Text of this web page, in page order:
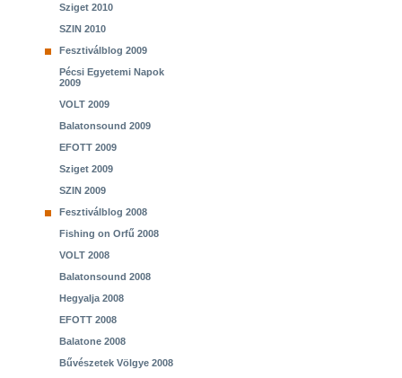
Sziget 2010
SZIN 2010
Fesztiválblog 2009
Pécsi Egyetemi Napok
2009
VOLT 2009
Balatonsound 2009
EFOTT 2009
Sziget 2009
SZIN 2009
Fesztiválblog 2008
Fishing on Orfű 2008
VOLT 2008
Balatonsound 2008
Hegyalja 2008
EFOTT 2008
Balatone 2008
Bűvészetek Völgye 2008